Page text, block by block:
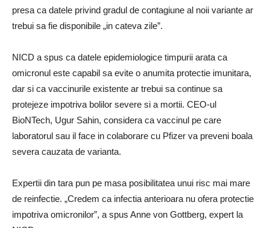
presa ca datele privind gradul de contagiune al noii variante ar
trebui sa fie disponibile „in cateva zile”.
NICD a spus ca datele epidemiologice timpurii arata ca
omicronul este capabil sa evite o anumita protectie imunitara,
dar si ca vaccinurile existente ar trebui sa continue sa
protejeze impotriva bolilor severe si a mortii. CEO-ul
BioNTech, Ugur Sahin, considera ca vaccinul pe care
laboratorul sau il face in colaborare cu Pfizer va preveni boala
severa cauzata de varianta.
Expertii din tara pun pe masa posibilitatea unui risc mai mare
de reinfectie. „Credem ca infectia anterioara nu ofera protectie
impotriva omicronilor”, a spus Anne von Gottberg, expert la